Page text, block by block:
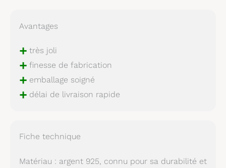
Avantages
+très joli
+finesse de fabrication
+emballage soigné
+délai de livraison rapide
Fiche technique
Matériau : argent 925, connu pour sa durabilité et